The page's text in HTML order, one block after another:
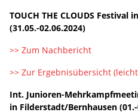
TOUCH THE CLOUDS Festival
(31.05.-02.06.2024)
>> Zum Nachbericht
>> Zur Ergebnisübersicht
Int. Junioren-
in Filderstadt/Bernhausen (01.-